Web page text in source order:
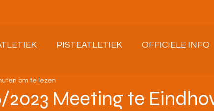
PISTEATLETIEK OFFICIELE INFO
JEUGD/ONDERBOUW
Meeting te
om te lezen